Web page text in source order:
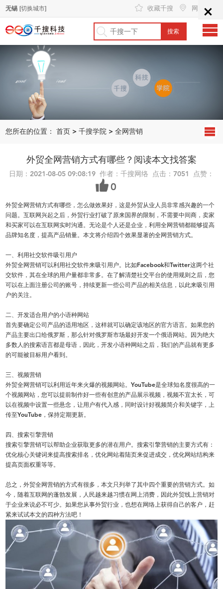
无锡 [切换城市] 收藏千搜 网站地图
您所在的位置： 首页 >千搜学院 >全网营销
外贸全网营销方式有哪些？阅读本文找答案
日期：2021-08-05 09:08:19 作者：千搜网络 点击：7051 点赞：
0
外贸全网营销方式有哪些，怎么做效果好，这是外贸从业人员非常感兴趣的一个
问题。互联网兴起之后，外贸行业打破了原来国界的限制，不需要中间商，卖家
和买家可以在互联网实时沟通。无论是个人还是企业，利用全网营销都能够提高
品牌知名度，提高产品销量。本文将介绍四个效果显著的全网营销方式。
一、利用社交软件吸引用户
外贸全网营销可以利用社交软件来吸引用户。比如Facebook和Twitter这两个社
交软件，其在全球的用户量都非常多。在了解清楚社交平台的使用规则之后，您
可以在上面注册公司的账号，持续更新一些公司产品的相关信息，以此来吸引用
户的关注。
二、开发适合用户的小语种网站
首先要确定公司产品的适用地区，这样就可以确定该地区的官方语言。如果您的
产品主要出口给俄罗斯，那么针对俄罗斯市场最好开发一个俄语网站。因为绝大
多数人的搜索语言都是母语，因此，开发小语种网站之后，我们的产品就有更多
的可能被目标用户看到。
三、视频营销
外贸全网营销可以利用近年来火爆的视频网站。YouTube是全球知名度很高的一
个视频网站，您可以提前制作好一些有创意的产品展示视频，视频不宜太长，可
以在视频中设置一些悬念，让用户有代入感，同时设计好视频简介和关键字，上
传至YouTube，保持定期更新。
四、搜索引擎营销
搜索引擎营销可以帮助企业获取更多的潜在用户。搜索引擎营销的主要方式有：
优化核心关键词来提高搜索排名，优化网站着陆页来促进成交，优化网站结构来
提高页面权重等等。
总之，外贸全网营销的方式有很多，本文只列举了其中四个重要的营销方式。如
今，随着互联网的蓬勃发展，人民越来越习惯在网上消费，因此外贸线上营销对
于企业来说必不可少。如果您从事外贸行业，也想在网络上获得自己的客户，赶
紧来试试本文的四种方法吧！
×